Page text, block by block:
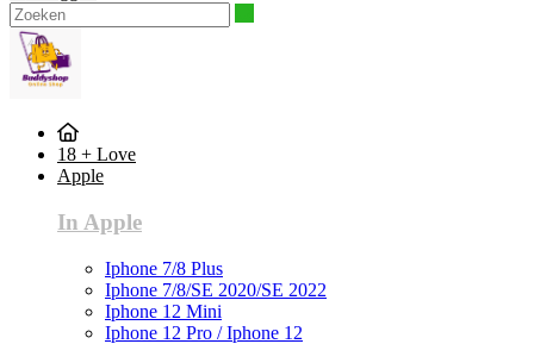
18 + Love
Apple
In Apple
Iphone 7/8 Plus
Iphone 7/8/SE 2020/SE 2022
Iphone 12 Mini
Iphone 12 Pro / Iphone 12